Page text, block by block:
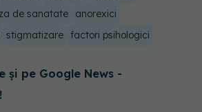
de sanatate
anorexici
stigmatizare factori psihologici
și pe Google News -